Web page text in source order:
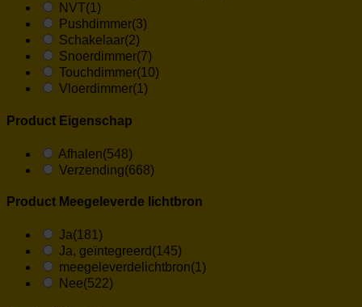
NVT(1)
Pushdimmer(3)
Schakelaar(2)
Snoerdimmer(7)
Touchdimmer(10)
Vloerdimmer(1)
Product Eigenschap
Afhalen(548)
Verzending(668)
Product Meegeleverde lichtbron
Ja(181)
Ja, geïntegreerd(145)
meegeleverdelichtbron(1)
Nee(522)